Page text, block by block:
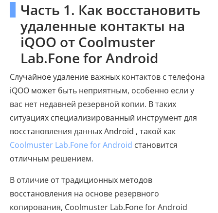
Часть 1. Как восстановить
удаленные контакты на
iQOO от Coolmuster
Lab.Fone for Android
Случайное удаление важных контактов с телефона
iQOO может быть неприятным, особенно если у
вас нет недавней резервной копии. В таких
ситуациях специализированный инструмент для
восстановления данных Android , такой как
Coolmuster Lab.Fone for Android становится
отличным решением.
В отличие от традиционных методов
восстановления на основе резервного
копирования, Coolmuster Lab.Fone for Android